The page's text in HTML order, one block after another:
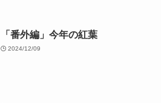
「番外編」今年の紅葉
2024/12/09